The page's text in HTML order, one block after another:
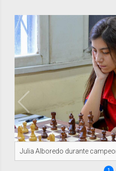
Julia Alboredo durante